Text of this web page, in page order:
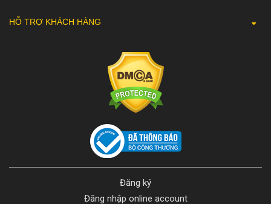
HỖ TRỢ KHÁCH HÀNG
Đăng ký
Đăng nhập online account